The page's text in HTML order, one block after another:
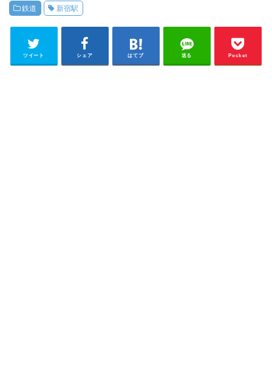
鉄道 新宿駅
ツイート シェア はてブ 送る Pocket